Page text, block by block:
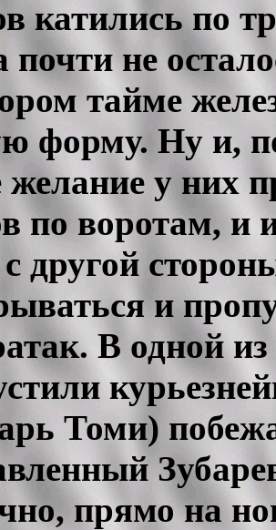
катились по
почти не
тайме
форму. Ну и,
желание у них
по воротам, и
другой
и
В одной
Томи)
прямо на